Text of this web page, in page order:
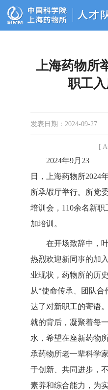
上海药物所
职工
发表日期： 2024-09-27
[
2024年9月23
日，上海药物所2024
所承嘏厅举行。所党
培训会，110余名新
加培训。
在开场致辞中，
热烈欢迎新同事的加
业现状，药物所的历
从“使命传承、团队合
达了对新职工的寄语
就的背后，凝聚着每
水，希望在座新药物
承药物所老一辈科学
于创新、共同进步，
素养和综合能力，为